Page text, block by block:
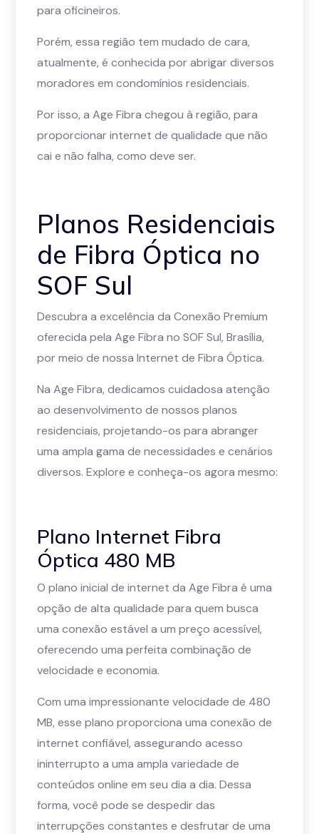
para oficineiros.
Porém, essa região tem mudado de cara,
atualmente, é conhecida por abrigar diversos
moradores em condomínios residenciais.
Por isso, a Age Fibra chegou à região, para
proporcionar internet de qualidade que não
cai e não falha, como deve ser.
Planos Residenciais
de Fibra Óptica no
SOF Sul
Descubra a excelência da Conexão Premium
oferecida pela Age Fibra no SOF Sul, Brasília,
por meio de nossa Internet de Fibra Óptica.
Na Age Fibra, dedicamos cuidadosa atenção
ao desenvolvimento de nossos planos
residenciais, projetando-os para abranger
uma ampla gama de necessidades e cenários
diversos. Explore e conheça-os agora mesmo:
Plano Internet Fibra
Óptica 480 MB
O plano inicial de internet da Age Fibra é uma
opção de alta qualidade para quem busca
uma conexão estável a um preço acessível,
oferecendo uma perfeita combinação de
velocidade e economia.
Com uma impressionante velocidade de 480
MB, esse plano proporciona uma conexão de
internet confiável, assegurando acesso
ininterrupto a uma ampla variedade de
conteúdos online em seu dia a dia. Dessa
forma, você pode se despedir das
interrupções constantes e desfrutar de uma